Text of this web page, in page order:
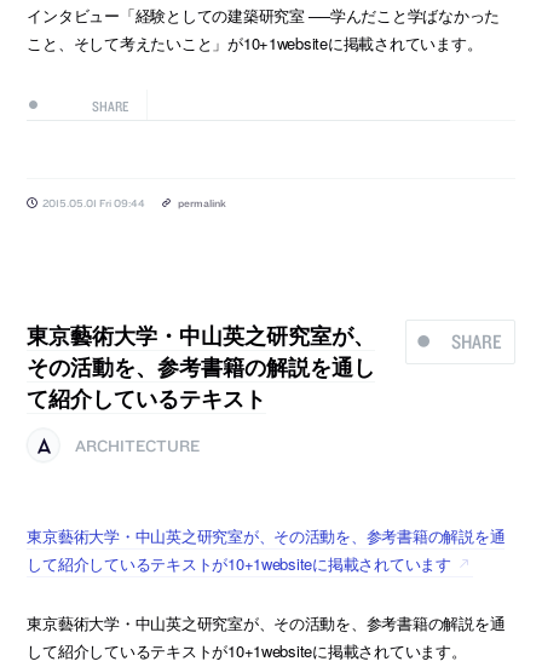
インタビュー「経験としての建築研究室 ──学んだこと学ばなかった
こと、そして考えたいこと」が10+1websiteに掲載されています。
SHARE
2015.05.01 Fri 09:44 permalink
SHARE
東京藝術大学・中山英之研究室が、
その活動を、参考書籍の解説を通し
て紹介しているテキスト
ARCHITECTURE
東京藝術大学・中山英之研究室が、その活動を、参考書籍の解説を通
して紹介しているテキストが10+1websiteに掲載されています
東京藝術大学・中山英之研究室が、その活動を、参考書籍の解説を通
して紹介しているテキストが10+1websiteに掲載されています。